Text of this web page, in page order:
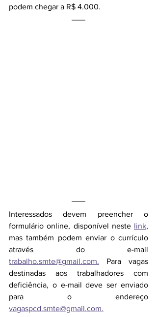
podem chegar a R$ 4.000.
Interessados devem preencher o
formulário online, disponível neste link,
mas também podem enviar o currículo
trabalho.smte@gmail.com. Para vagas
destinadas aos trabalhadores com
deficiência, o e-mail deve ser enviado
vagaspcd.smte@gmail.com.